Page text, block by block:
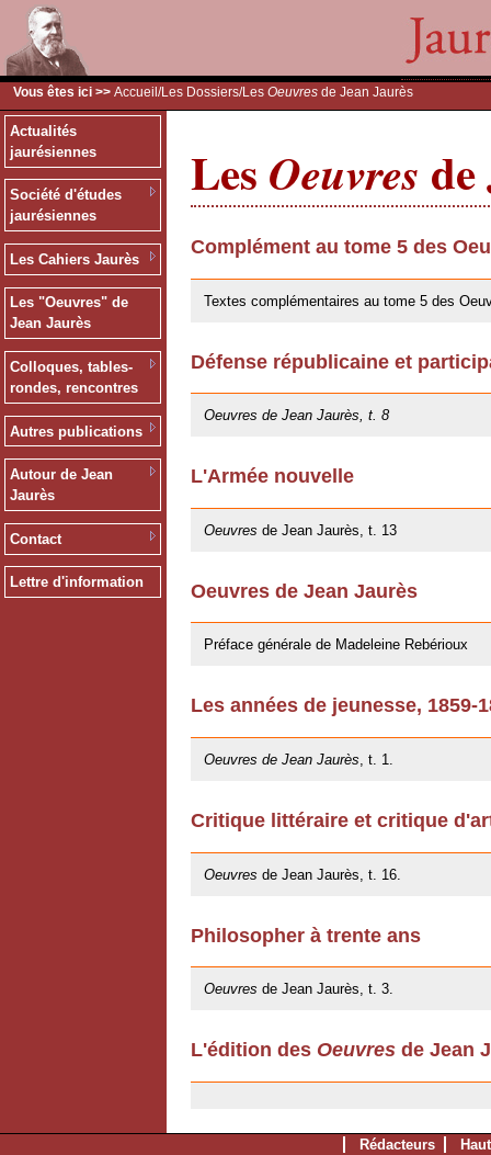
Vous êtes ici >> Accueil /Les Dossiers/Les Oeuvres de Jean Jaurès
Actualités
jaurésiennes
Société d'études
jaurésiennes
Les Cahiers Jaurès
Les "Oeuvres" de
Jean Jaurès
Colloques, tables-
rondes, rencontres
Autres publications
Autour de Jean
Jaurès
Contact
Lettre d'information
Les Oeuvres
Complément au tome 5 des
Textes complémentaires au tome 5 des
Défense républicaine et
Oeuvres de Jean Jaurès, t. 8
L'Armée nouvelle
Oeuvres de Jean Jaurès, t. 13
Oeuvres de Jean Jaurès
Préface générale de Madeleine Rebérioux
Les années de jeunesse, 1859-
Oeuvres de Jean Jaurès , t. 1.
Critique littéraire et critique
Oeuvres de Jean Jaurès, t. 16.
Philosopher à trente ans
Oeuvres de Jean Jaurès, t. 3.
L'édition des Oeuvres de Jean
Rédacteurs